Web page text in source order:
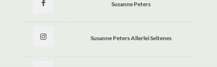
Susanne Peters
Susanne Peters Allerlei Seltenes